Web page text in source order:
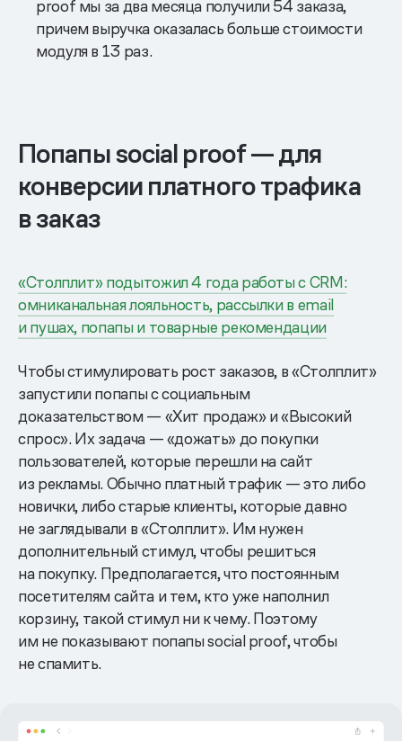
proof мы за два месяца получили 54 заказа,
причем выручка оказалась больше стоимости
модуля в 13 раз.
Попапы social proof — для
конверсии платного трафика
в заказ
«Столплит» подытожил 4 года работы с CRM:
омниканальная лояльность, рассылки в email
и пушах, попапы и товарные рекомендации
Чтобы стимулировать рост заказов, в «Столплит»
запустили попапы с социальным
доказательством — «Хит продаж» и «Высокий
спрос». Их задача — «дожать» до покупки
пользователей, которые перешли на сайт
из рекламы. Обычно платный трафик — это либо
новички, либо старые клиенты, которые давно
не заглядывали в «Столплит». Им нужен
дополнительный стимул, чтобы решиться
на покупку. Предполагается, что постоянным
посетителям сайта и тем, кто уже наполнил
корзину, такой стимул ни к чему. Поэтому
им не показывают попапы social proof, чтобы
не спамить.